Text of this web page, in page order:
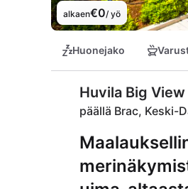
alkaen€0/ yö
Huonejako
Huvila Big View
päällä Brac, Keski-